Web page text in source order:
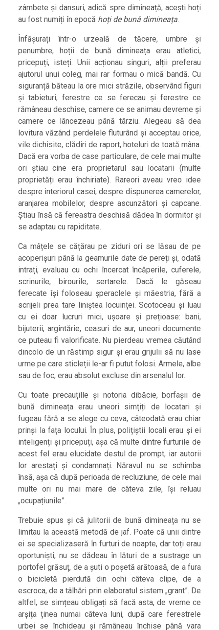
zâmbete și dansuri, adică spre dimineață, acești hoți
au fost numiți în epocă hoți de bună dimineața.
Înfășurați într-o urzeală de tăcere, umbre și
penumbre, hoții de bună dimineața erau atletici,
pricepuți, isteți. Unii acționau singuri, alții preferau
ajutorul unui coleg, mai rar formau o mică bandă. Cu
siguranță băteau la ore mici străzile, observând figuri
și tabieturi, ferestre ce se ferecau și ferestre ce
rămâneau deschise, camere ce se animau devreme și
camere ce lâncezeau până târziu. Alegeau să dea
lovitura văzând perdelele fluturând și acceptau orice,
vile dichisite, clădiri de raport, hoteluri de toată mâna.
Dacă era vorba de case particulare, de cele mai multe
ori știau cine era proprietarul sau locatarii (multe
proprietăți erau închiriate). Rareori aveau vreo idee
despre interiorul casei, despre dispunerea camerelor,
aranjarea mobilelor, despre ascunzători și capcane.
Știau însă că fereastra deschisă dădea în dormitor și
se adaptau cu rapiditate.
Ca mâțele se cățărau pe ziduri ori se lăsau de pe
acoperișuri până la geamurile date de pereți și, odată
intrați, evaluau cu ochi încercat încăperile, cuferele,
scrinurile, birourile, sertarele. Dacă le găseau
ferecate își foloseau șperaclele și măestria, fără a
scrijeli prea tare liniștea locuinței. Scotoceau și luau
cu ei doar lucruri mici, ușoare și prețioase: bani,
bijuterii, argintărie, ceasuri de aur, uneori documente
ce puteau fi valorificate. Nu pierdeau vremea căutând
dincolo de un răstimp sigur și erau grijulii să nu lase
urme pe care sticleții le-ar fi putut folosi. Armele, albe
sau de foc, erau absolut excluse din arsenalul lor.
Cu toate precauțille și notoria dibăcie, borfașii de
bună dimineața erau uneori simțiți de locatari și
fugeau fără a se alege cu ceva, câteodată erau chiar
prinși la fața locului. În plus, polițiștii locali erau și ei
inteligenți și pricepuți, așa că multe dintre furturile de
acest fel erau elucidate destul de prompt, iar autorii
lor arestați și condamnați. Năravul nu se schimba
însă, așa că după perioada de recluziune, de cele mai
multe ori nu mai mare de câteva zile, își reluau
„ocupațiunile”.
Trebuie spus și că julitorii de bună dimineața nu se
limitau la această metodă de jaf. Poate că unii dintre
ei se specializaseră în furturi de noapte, dar toți erau
oportuniști, nu se dădeau în lături de a sustrage un
portofel grăsuț, de a șuti o poșetă arătoasă, de a fura
o bicicletă pierdută din ochi câteva clipe, de a
escroca, de a tâlhări prin elaboratul sistem „grant”. De
altfel, se simțeau obligați să facă asta, de vreme ce
arșița ținea numai câteva luni, după care ferestrele
urbei se închideau și rămâneau închise până vara